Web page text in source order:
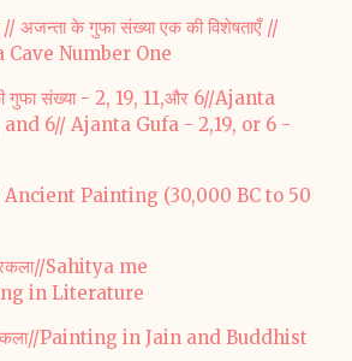
अजन्ता के गुफा संख्या एक की विशेषताएँ //
Number One
गुफा संख्या - 2, 19, 11,और 6//Ajanta
and 6// Ajanta Gufa - 2,19, or 6 -
// Ancient Painting (30,000 BC to 50
Sahitya me
in Literature
Painting in Jain and Buddhist